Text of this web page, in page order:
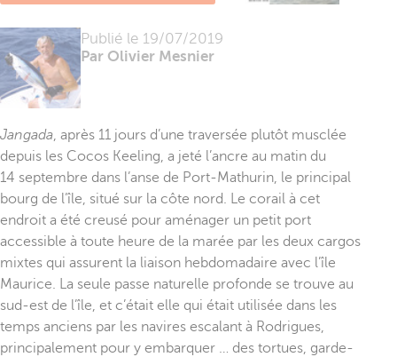
Publié le 19/07/2019
Par Olivier Mesnier
Jangada, après 11 jours d’une traversée plutôt musclée
depuis les Cocos Keeling, a jeté l’ancre au matin du
14 septembre dans l’anse de Port-Mathurin, le principal
bourg de l’île, situé sur la côte nord. Le corail à cet
endroit a été creusé pour aménager un petit port
accessible à toute heure de la marée par les deux cargos
mixtes qui assurent la liaison hebdomadaire avec l’île
Maurice. La seule passe naturelle profonde se trouve au
sud-est de l’île, et c’était elle qui était utilisée dans les
temps anciens par les navires escalant à Rodrigues,
principalement pour y embarquer … des tortues, garde-